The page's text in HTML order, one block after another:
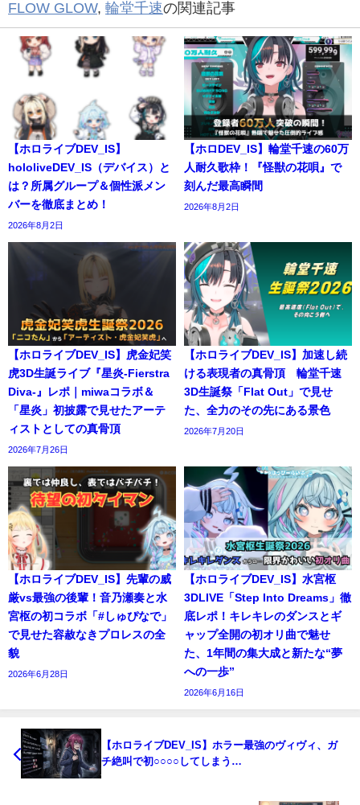
FLOW GLOW, 輪堂千速の関連記事
【ホロライブDEV_IS】
hololiveDEV_IS（デバイス）と
は？所属グループ＆個性派メン
バーを徹底まとめ！
2026年8月2日
【ホロDEV_IS】輪堂千速の60万
人耐久歌枠！『怪獣の花唄』で
刻んだ最高瞬間
2026年8月2日
【ホロライブDEV_IS】虎金妃笑
虎3D生誕ライブ『星炎-Fierstra
Diva-』レポ｜miwaコラボ＆
「星炎」初披露で見せたアーテ
ィストとしての真骨頂
2026年7月26日
【ホロライブDEV_IS】加速し続
ける表現者の真骨頂 輪堂千速
3D生誕祭「Flat Out」で見せ
た、全力のその先にある景色
2026年7月20日
【ホロライブDEV_IS】先輩の威
厳vs最強の後輩！音乃瀬奏と水
宮枢の初コラボ「#しゅぴなで」
で見せた容赦なきプロレスの全
貌
2026年6月28日
【ホロライブDEV_IS】水宮枢
3DLIVE「Step Into Dreams」徹
底レポ！キレキレのダンスとギ
ャップ全開の初オリ曲で魅せ
た、1年間の集大成と新たな“夢
への一歩”
2026年6月16日
【ホロライブDEV_IS】ホラー最強のヴィヴィ、ガ
チ絶叫で初○○○○してしまう…